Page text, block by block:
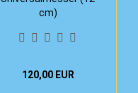
cm)
120,00 EUR